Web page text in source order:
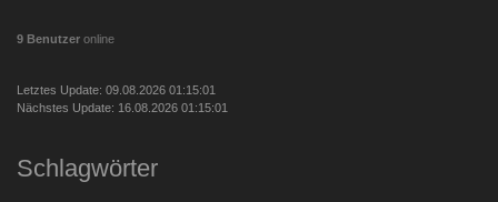
9 Benutzer online
Letztes Update: 09.08.2026 01:15:01
Nächstes Update: 16.08.2026 01:15:01
Schlagwörter